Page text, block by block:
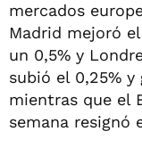
mercados
Madrid mejoró
un 0,5% y
subió el 0,25% y
mientras que el
semana resignó